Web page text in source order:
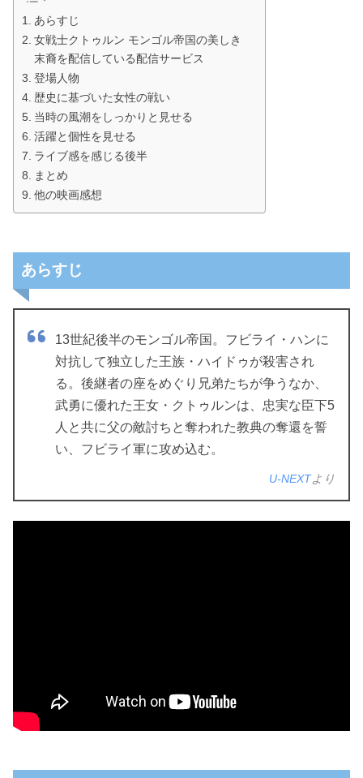
あらすじ
女戦士クトゥルン モンゴル帝国の美しき
末裔を配信している配信サービス
登場人物
歴史に基づいた女性の戦い
当時の風潮をしっかりと見せる
活躍と個性を見せる
ライブ感を感じる後半
まとめ
他の映画感想
あらすじ
13世紀後半のモンゴル帝国。フビライ・ハンに
対抗して独立した王族・ハイドゥが殺害され
る。後継者の座をめぐり兄弟たちが争うなか、
武勇に優れた王女・クトゥルンは、忠実な臣下5
人と共に父の敵討ちと奪われた教典の奪還を誓
い、フビライ軍に攻め込む。
U-NEXTより